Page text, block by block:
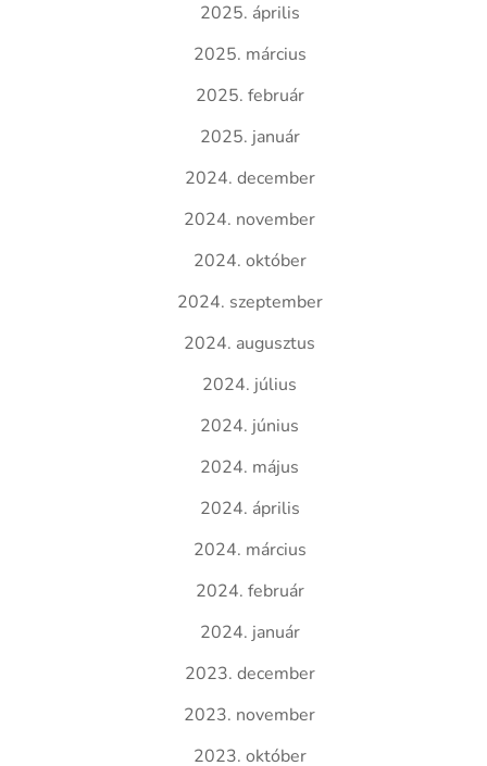
2025. április
2025. március
2025. február
2025. január
2024. december
2024. november
2024. október
2024. szeptember
2024. augusztus
2024. július
2024. június
2024. május
2024. április
2024. március
2024. február
2024. január
2023. december
2023. november
2023. október